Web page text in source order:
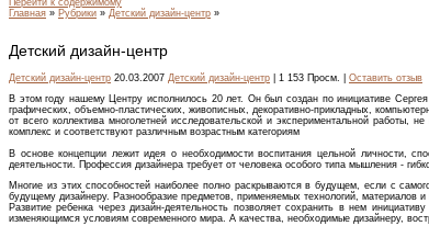
Главная » Рубрики » Детский дизайн-центр »
Детский дизайн-центр
Детский дизайн-центр 20.03.2007 Детский дизайн-центр | 1 153 Просм. | Оставить отзыв
В этом году нашему Центру исполнилось 20 лет. Он был создан по инициативе
графических, объемно-пластических, живописных, декоративно-прикладных,
от всего коллектива многолетней исследовательской и экспериментальной
комплекс и соответствуют различным возрастным категориям
В основе концепции лежит идея о необходимости воспитания цельной личности,
деятельности. Профессия дизайнера требует от человека особого типа мышления -
Многие из этих способностей наиболее полно раскрываются в будущем, если с
будущему дизайнеру. Разнообразие предметов, применяемых технологий, материалов
Развитие ребенка через дизайн-деятельность позволяет сохранить в нем
изменяющимся условиям современного мира. А качества, необходимые дизайнеру,